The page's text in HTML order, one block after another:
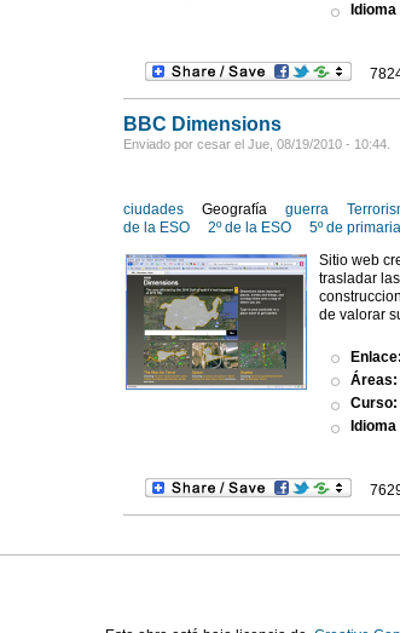
BBC Dimensions
Enviado por cesar el Jue, 08/19/2010 - 10:44.
ciudades Geografía guerra
de la ESO
2º de la ESO 5º de primaria
Sitio web
trasladar
de valorar
Curso: